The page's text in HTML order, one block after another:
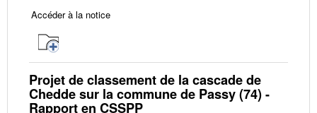
Accéder à la notice
Projet de classement de la cascade de
Chedde sur la commune de Passy (74) -
Rapport en CSSPP